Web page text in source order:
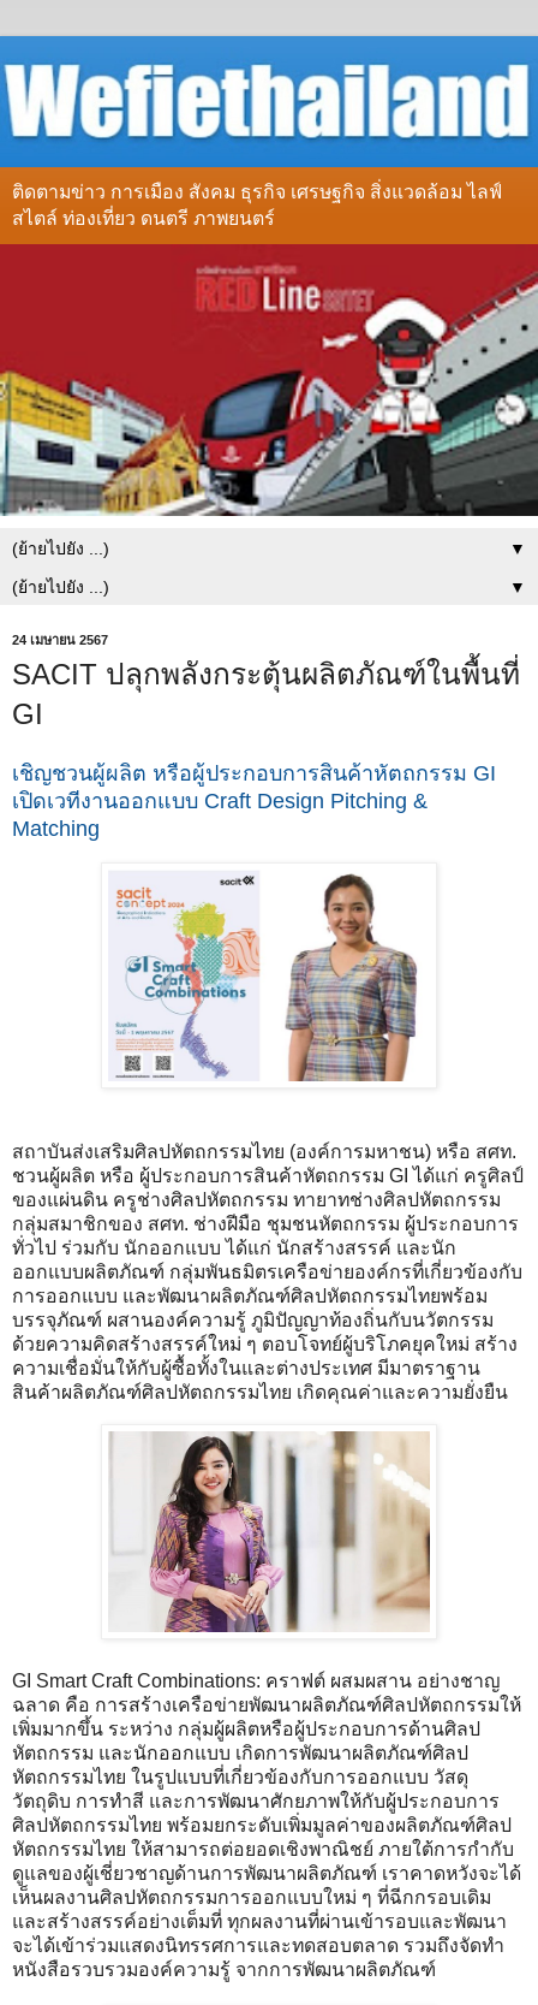
ติดตามข่าว การเมือง สังคม ธุรกิจ เศรษฐกิจ สิ่งแวดล้อม ไลฟ์
สไตล์ ท่องเที่ยว ดนตรี ภาพยนตร์
▼
▼
24 เมษายน 2567
SACIT ปลุกพลังกระตุ้นผลิตภัณฑ์ในพื้นที่
GI
เชิญชวนผู้ผลิต หรือผู้ประกอบการสินค้าหัตถกรรม GI
เปิดเวทีงานออกแบบ Craft Design Pitching &
Matching
สถาบันส่งเสริมศิลปหัตถกรรมไทย (องค์การมหาชน) หรือ สศท.
ชวนผู้ผลิต หรือ ผู้ประกอบการสินค้าหัตถกรรม GI ได้แก่ ครูศิลป์
ของแผ่นดิน ครูช่างศิลปหัตถกรรม ทายาทช่างศิลปหัตถกรรม
กลุ่มสมาชิกของ สศท. ช่างฝีมือ ชุมชนหัตถกรรม ผู้ประกอบการ
ทั่วไป ร่วมกับ นักออกแบบ ได้แก่ นักสร้างสรรค์ และนัก
ออกแบบผลิตภัณฑ์ กลุ่มพันธมิตรเครือข่ายองค์กรที่เกี่ยวข้องกับ
การออกแบบ และพัฒนาผลิตภัณฑ์ศิลปหัตถกรรมไทยพร้อม
บรรจุภัณฑ์ ผสานองค์ความรู้ ภูมิปัญญาท้องถิ่นกับนวัตกรรม
ด้วยความคิดสร้างสรรค์ใหม่ ๆ ตอบโจทย์ผู้บริโภคยุคใหม่ สร้าง
ความเชื่อมั่นให้กับผู้ซื้อทั้งในและต่างประเทศ มีมาตราฐาน
สินค้าผลิตภัณฑ์ศิลปหัตถกรรมไทย เกิดคุณค่าและความยั่งยืน
GI Smart Craft Combinations: คราฟต์ ผสมผสาน อย่างชาญ
ฉลาด คือ การสร้างเครือข่ายพัฒนาผลิตภัณฑ์ศิลปหัตถกรรมให้
เพิ่มมากขึ้น ระหว่าง กลุ่มผู้ผลิตหรือผู้ประกอบการด้านศิลป
หัตถกรรม และนักออกแบบ เกิดการพัฒนาผลิตภัณฑ์ศิลป
หัตถกรรมไทย ในรูปแบบที่เกี่ยวข้องกับการออกแบบ วัสดุ
วัตถุดิบ การทำสี และการพัฒนาศักยภาพให้กับผู้ประกอบการ
ศิลปหัตถกรรมไทย พร้อมยกระดับเพิ่มมูลค่าของผลิตภัณฑ์ศิลป
หัตถกรรมไทย ให้สามารถต่อยอดเชิงพาณิชย์ ภายใต้การกำกับ
ดูแลของผู้เชี่ยวชาญด้านการพัฒนาผลิตภัณฑ์ เราคาดหวังจะได้
เห็นผลงานศิลปหัตถกรรมการออกแบบใหม่ ๆ ที่ฉีกกรอบเดิม
และสร้างสรรค์อย่างเต็มที่ ทุกผลงานที่ผ่านเข้ารอบและพัฒนา
จะได้เข้าร่วมแสดงนิทรรศการและทดสอบตลาด รวมถึงจัดทำ
หนังสือรวบรวมองค์ความรู้ จากการพัฒนาผลิตภัณฑ์